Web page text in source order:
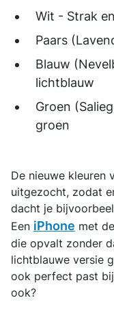
Wit - Strak
Paars
Blauw
lichtblauw
Groen
groen
De nieuwe kleuren
uitgezocht, zodat
dacht je
Een iPhone met
die opvalt zonder
lichtblauwe versie
ook perfect past
ook?